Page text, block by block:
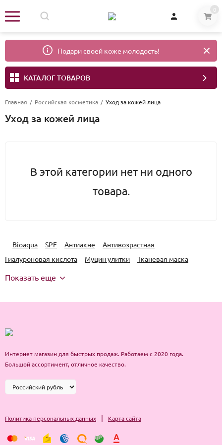
0
Подари своей коже молодость!
КАТАЛОГ ТОВАРОВ
Главная / Российская косметика / Уход за кожей лица
Уход за кожей лица
В этой категории нет ни одного
товара.
Bioaqua SPF Антиакне
Антивозрастная
Гиалуроновая кислота
Муцин улитки Тканевая маска
Показать еще
Интернет магазин для быстрых продаж. Работаем с 2020 года.
Большой ассортимент, отличное качество.
Политика персональных данных | Карта сайта